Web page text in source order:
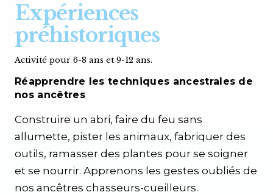
Expériences
préhistoriques
Activité pour 6-8 ans et 9-12 ans.
Réapprendre les techniques ancestrales de
nos ancêtres
Construire un abri, faire du feu sans
allumette, pister les animaux, fabriquer des
outils, ramasser des plantes pour se soigner
et se nourrir. Appre­nons les gestes oubliés de
nos ancêtres chasseurs­-cueilleurs.